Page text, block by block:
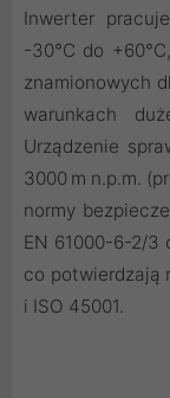
Inwerter
-30°C do
znamionowych
warunkach
Urządzenie
3000 m n.p.m.
normy
EN 61000-6-2/3
co potwierdzają
i ISO 45001.